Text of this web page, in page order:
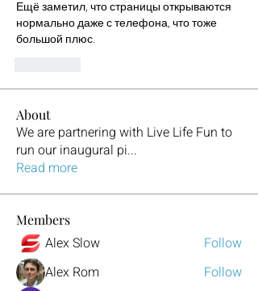
Ещё заметил, что страницы открываются
нормально даже с телефона, что тоже
большой плюс.
About
We are partnering with Live Life Fun to
run our inaugural pi...
Read more
Members
Alex Slow
Follow
Alex Rom
Follow